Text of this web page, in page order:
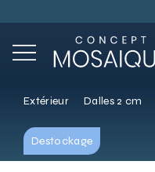
Extérieur Dalles 2 cm
Destockage